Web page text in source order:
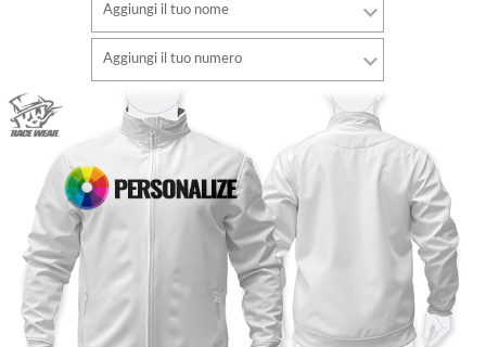
Aggiungi il tuo nome
stile
Colore del carattere
Colore di contorno
Senza contorno
Aggiungi il tuo numero
stile
Colore del carattere
Senza contorno